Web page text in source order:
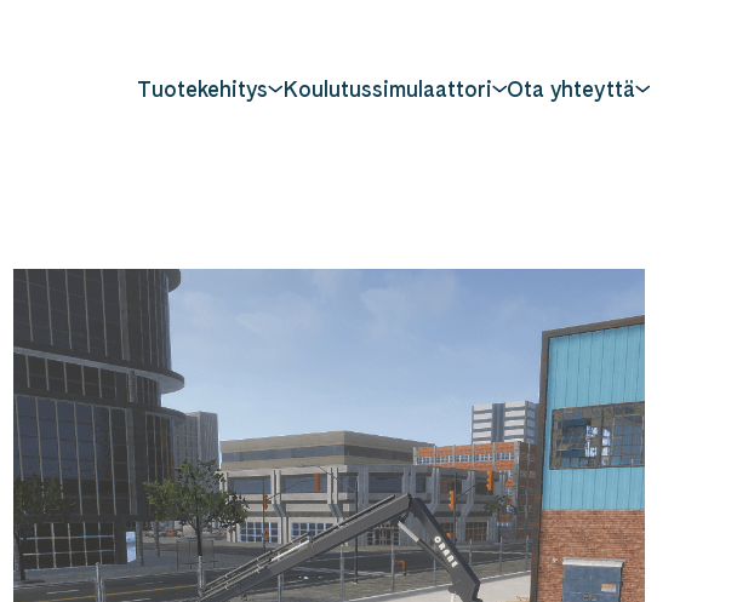
Tuotekehitys Koulutussimulaattori Ota yhteyttä